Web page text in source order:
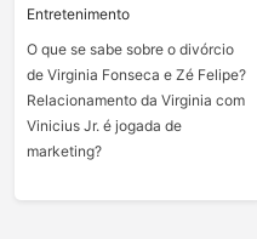
Entretenimento
O que se sabe sobre o divórcio
de Virginia Fonseca e Zé Felipe?
Relacionamento da Virginia com
Vinicius Jr. é jogada de
marketing?